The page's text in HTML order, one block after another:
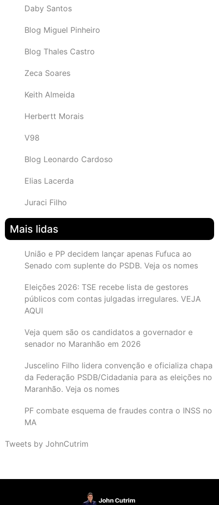
Daby Santos
Blog Miguel Pinheiro
Blog Thales Castro
Zeca Soares
Keith Almeida
Herbertt Morais
V98
Blog Leonardo Cardoso
Elias Lacerda
Juraci Filho
Mais lidas
União e PP decidem lançar apenas Fufuca ao
Senado com suplente do PSDB. Veja os nomes
Eleições 2026: TSE recebe lista de gestores
públicos com contas julgadas irregulares. VEJA
AQUI
Veja quem são os candidatos a governador e
senador no Maranhão em 2026
Juscelino Filho lidera convenção e oficializa chapa
da Federação PSDB/Cidadania para as eleições no
Maranhão. Veja os nomes
PF combate esquema de fraudes contra o INSS no
MA
Tweets by JohnCutrim